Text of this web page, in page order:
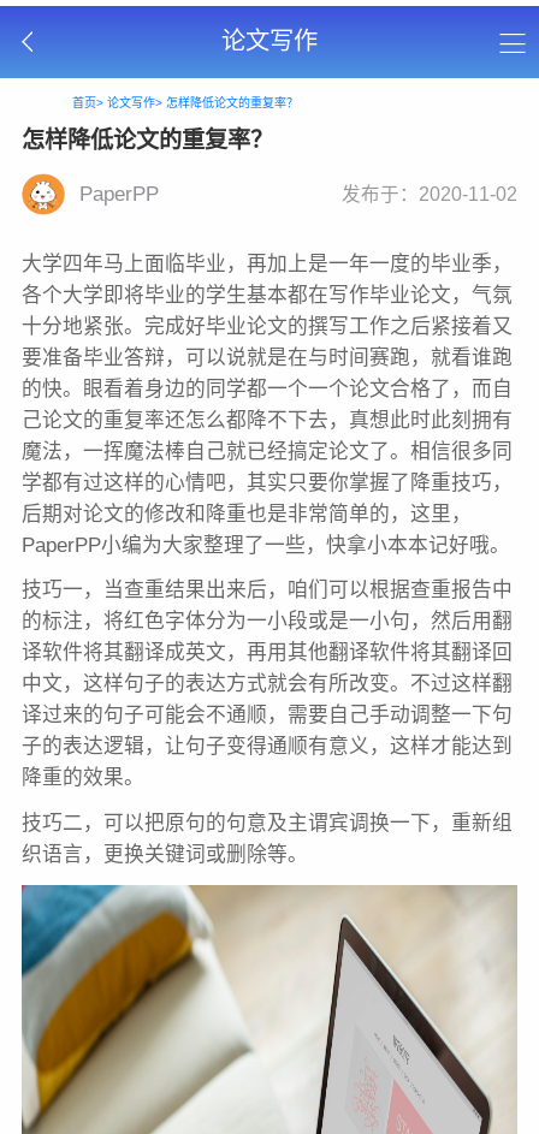
论文写作
首页> 论文写作> 怎样降低论文的重复率？
怎样降低论文的重复率？
PaperPP 发布于：2020-11-02
大学四年马上面临毕业，再加上是一年一度的毕业季，
各个大学即将毕业的学生基本都在写作毕业论文，气氛
十分地紧张。完成好毕业论文的撰写工作之后紧接着又
要准备毕业答辩，可以说就是在与时间赛跑，就看谁跑
的快。眼看着身边的同学都一个一个论文合格了，而自
己论文的重复率还怎么都降不下去，真想此时此刻拥有
魔法，一挥魔法棒自己就已经搞定论文了。相信很多同
学都有过这样的心情吧，其实只要你掌握了降重技巧，
后期对论文的修改和降重也是非常简单的，这里，
PaperPP小编为大家整理了一些，快拿小本本记好哦。
技巧一，当查重结果出来后，咱们可以根据查重报告中
的标注，将红色字体分为一小段或是一小句，然后用翻
译软件将其翻译成英文，再用其他翻译软件将其翻译回
中文，这样句子的表达方式就会有所改变。不过这样翻
译过来的句子可能会不通顺，需要自己手动调整一下句
子的表达逻辑，让句子变得通顺有意义，这样才能达到
降重的效果。
技巧二，可以把原句的句意及主谓宾调换一下，重新组
织语言，更换关键词或删除等。